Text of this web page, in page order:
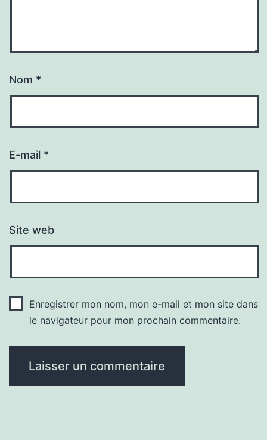
Nom *
E-mail *
Site web
Enregistrer mon nom, mon e-mail et mon site dans
le navigateur pour mon prochain commentaire.